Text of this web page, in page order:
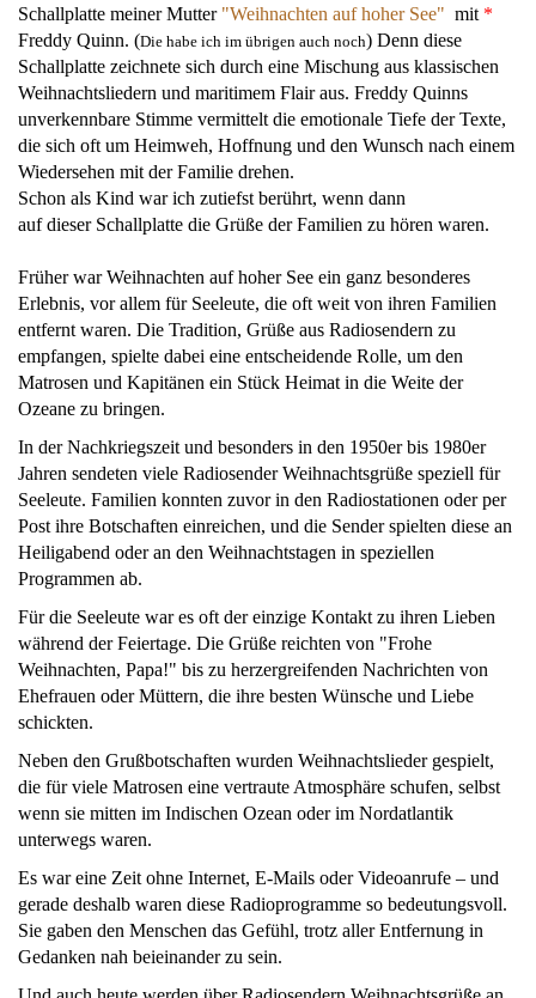
Schallplatte meiner Mutter "Weihnachten auf hoher See" mit *
Freddy Quinn. (Die habe ich im übrigen auch noch) Denn diese
Schallplatte zeichnete sich durch eine Mischung aus klassischen
Weihnachtsliedern und maritimem Flair aus. Freddy Quinns
unverkennbare Stimme vermittelt die emotionale Tiefe der Texte,
die sich oft um Heimweh, Hoffnung und den Wunsch nach einem
Wiedersehen mit der Familie drehen.
Schon als Kind war ich zutiefst berührt, wenn dann
auf dieser Schallplatte die Grüße der Familien zu hören waren.
Früher war Weihnachten auf hoher See ein ganz besonderes
Erlebnis, vor allem für Seeleute, die oft weit von ihren Familien
entfernt waren. Die Tradition, Grüße aus Radiosendern zu
empfangen, spielte dabei eine entscheidende Rolle, um den
Matrosen und Kapitänen ein Stück Heimat in die Weite der
Ozeane zu bringen.
In der Nachkriegszeit und besonders in den 1950er bis 1980er
Jahren sendeten viele Radiosender Weihnachtsgrüße speziell für
Seeleute. Familien konnten zuvor in den Radiostationen oder per
Post ihre Botschaften einreichen, und die Sender spielten diese an
Heiligabend oder an den Weihnachtstagen in speziellen
Programmen ab.
Für die Seeleute war es oft der einzige Kontakt zu ihren Lieben
während der Feiertage. Die Grüße reichten von "Frohe
Weihnachten, Papa!" bis zu herzergreifenden Nachrichten von
Ehefrauen oder Müttern, die ihre besten Wünsche und Liebe
schickten.
Neben den Grußbotschaften wurden Weihnachtslieder gespielt,
die für viele Matrosen eine vertraute Atmosphäre schufen, selbst
wenn sie mitten im Indischen Ozean oder im Nordatlantik
unterwegs waren.
Es war eine Zeit ohne Internet, E-Mails oder Videoanrufe – und
gerade deshalb waren diese Radioprogramme so bedeutungsvoll.
Sie gaben den Menschen das Gefühl, trotz aller Entfernung in
Gedanken nah beieinander zu sein.